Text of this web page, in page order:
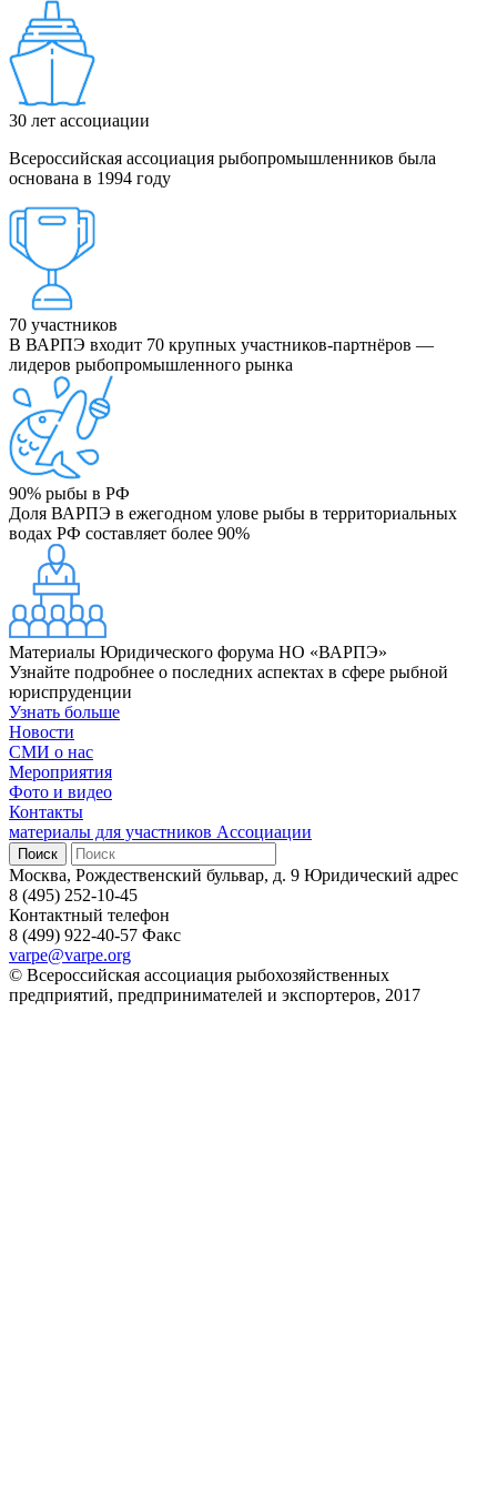
30 лет ассоциации
Всероссийская ассоциация рыбопромышленников была
основана в 1994 году
70 участников
В ВАРПЭ входит 70 крупных участников-партнёров —
лидеров рыбопромышленного рынка
90% рыбы в РФ
Доля ВАРПЭ в ежегодном улове рыбы в территориальных
водах РФ составляет более 90%
Материалы Юридического форума НО «ВАРПЭ»
Узнайте подробнее о последних аспектах в сфере рыбной
юриспруденции
Узнать больше
Новости
СМИ о нас
Мероприятия
Фото и видео
Контакты
материалы для участников Ассоциации
Москва, Рождественский бульвар, д. 9 Юридический адрес
8 (495) 252-10-45
Контактный телефон
8 (499) 922-40-57 Факс
varpe@varpe.org
© Всероссийская ассоциация рыбохозяйственных
предприятий, предпринимателей и экспортеров, 2017